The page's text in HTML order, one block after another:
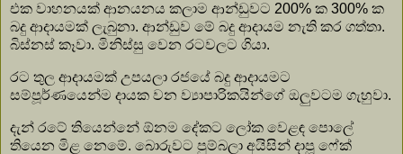
එක වාහනයක් ආනයනය කලාම ආන්ඩුවට 200% ක 300% ක
බදු ආදායමක් ලැබුනා. ආන්ඩුව මේ බදු ආදායම නැති කර ගත්තා.
බිස්නස් කෑවා. මිනිස්සු වෙන රටවලට ගියා.
රට තුල ආදායමක් උපයලා රජයේ බදු ආදායමට
සම්පූර්ණයෙන්ම දායක වන ව්‍යාපාරිකයින්ගේ ඔලුවටම ගැහුවා.
දැන් රටේ තියෙන්නේ ඕනම දේකට ලෝක වෙළඳ පොලේ
තියෙන මිළ නෙමේ. බොරුවට පුම්බලා අයිසින් දාපූ ෆේක්